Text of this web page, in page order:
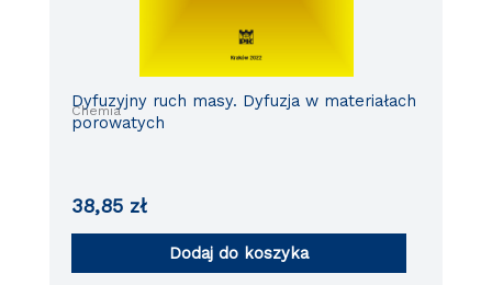
Chemia
Dyfuzyjny ruch masy. Dyfuzja w materiałach
porowatych
38,85 zł
Dodaj do koszyka